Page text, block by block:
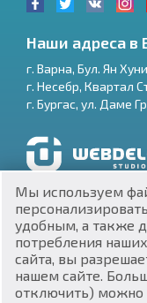
$
₽
₴
zł
Наши адреса в
г. Варна, Бул. Ян
г. Несебр, Квартал
г. Бургас, ул. Даме
Разработка и
ЕИК 201160903
Мы используем
удобным, а также
потребления
сайта, вы
нашем сайте.
отключить) можно